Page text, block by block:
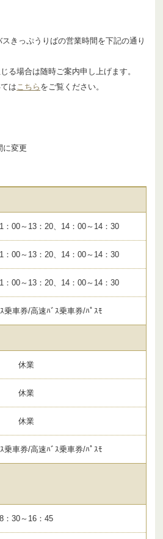
きっぷうりばの営業時間を下記の通り
場合は随時ご案内申し上げます。
は こちら をご覧ください。
に変更
：00～13：20、14：00～14：30
：00～13：20、14：00～14：30
：00～13：20、14：00～14：30
乗車券/高速ﾊﾞｽ乗車券/ﾊﾟｽﾓ
休業
休業
休業
乗車券/高速ﾊﾞｽ乗車券/ﾊﾟｽﾓ
8：30～16：45